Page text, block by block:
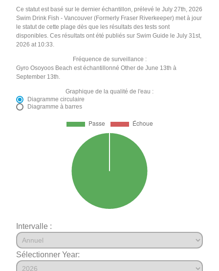
Ce statut est basé sur le dernier échantillon, prélevé le July 27th, 2026
Swim Drink Fish - Vancouver (Formerly Fraser Riverkeeper) met à jour
le statut de cette plage dès que les résultats des tests sont
disponibles. Ces résultats ont été publiés sur Swim Guide le July 31st,
2026 at 10:33.
Fréquence de surveillance :
Gyro Osoyoos Beach est échantillonné Other de June 13th à
September 13th.
Graphique de la qualité de l'eau :
Diagramme circulaire
Diagramme à barres
Intervalle :
Sélectionner Year: